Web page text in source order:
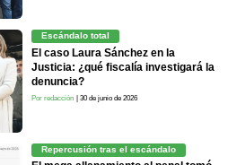
Escándalo total
El caso Laura Sánchez en la
Justicia: ¿qué fiscalía investigará la
denuncia?
Por redacción | 30 de junio de 2026
Repercusión tras el escándalo